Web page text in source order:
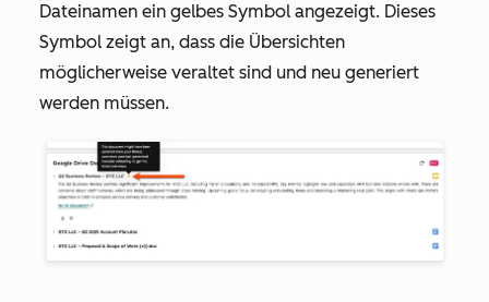
Dateinamen ein gelbes Symbol angezeigt. Dieses
Symbol zeigt an, dass die Übersichten
möglicherweise veraltet sind und neu generiert
werden müssen.